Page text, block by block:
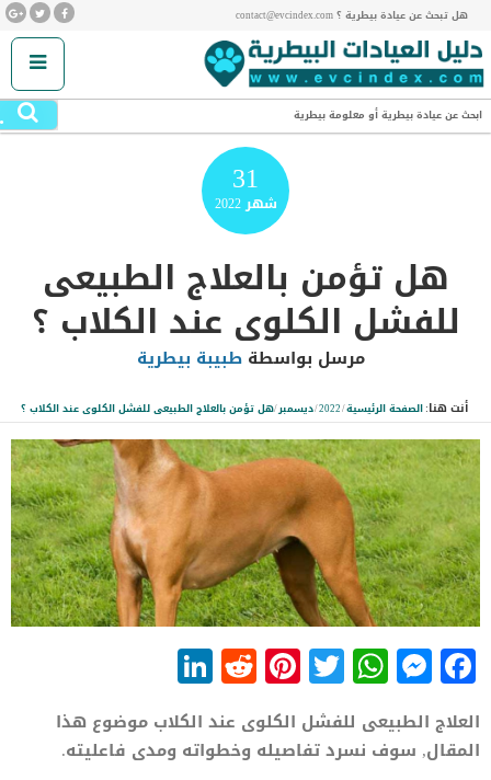
هل تبحث عن عيادة بيطرية ؟ contact@evcindex.com
ابحث عن عيادة بيطرية أو معلومة بيطرية
31
شهر2022
هل تؤمن بالعلاج الطبيعى
للفشل الكلوى عند الكلاب ؟
مرسل بواسطة طبيبة بيطرية
أنت هنا:الصفحة الرئيسية/
2022
/ديسمبر/هل تؤمن بالعلاج الطبيعى للفشل الكلوى عند الكلاب ؟
Facebook
Messenger
WhatsApp
Twitter
Pinterest
Reddit
العلاج الطبيعى للفشل الكلوى عند الكلاب موضوع هذا
المقال, سوف نسرد تفاصيله وخطواته ومدى فاعليته.